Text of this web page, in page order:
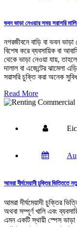
ভবন ভাড়া নেওয়ার সময় সরাসরি
নগরজীবনে বাড়ি বা ভবন
বিশেষ করে ব্যবসায়িক বা
থেকে ভাড়া নেওয়া যায়,
দালাল বা এজেন্টের ঝামেলা
সরাসরি চুক্তি করা অনেক
Read More
আমরা দীর্ঘমেয়াদী চুক্তির ভিত্তিতে
আমরা দীর্ঘমেয়াদী চুক্তির
অথবা সম্পূর্ণ খালি এবং
এমন একটি স্থায়ী স্পেস